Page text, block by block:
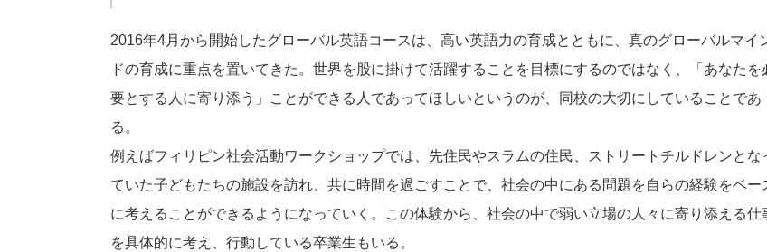
2016年4月から開始したグローバル英語コースは、高い英語力の育成とともに、真のグローバルマイ
ドの育成に重点を置いてきた。世界を股に掛けて活躍することを目標にするのではなく、「あなたを
要とする人に寄り添う」ことができる人であってほしいというのが、同校の大切にしていることであ
る。
例えばフィリピン社会活動ワークショップでは、先住民やスラムの住民、ストリートチルドレンとな
ていた子どもたちの施設を訪れ、共に時間を過ごすことで、社会の中にある問題を自らの経験をベー
に考えることができるようになっていく。この体験から、社会の中で弱い立場の人々に寄り添える仕
を具体的に考え、行動している卒業生もいる。